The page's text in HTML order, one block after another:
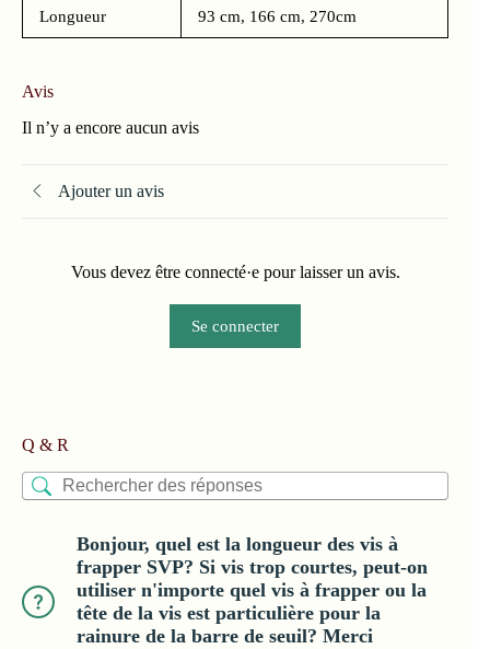
Longueur 93 cm, 166 cm, 270cm
Avis
Il n’y a encore aucun avis
Ajouter un avis
Vous devez être connecté·e pour laisser un avis.
Se connecter
Q & R
Bonjour, quel est la longueur des vis à
frapper SVP? Si vis trop courtes, peut-on
utiliser n'importe quel vis à frapper ou la
tête de la vis est particulière pour la
rainure de la barre de seuil? Merci